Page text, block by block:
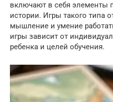
включают в себя элементы
истории. Игры такого типа
мышление и умение
игры зависит от
ребенка и целей обучения.